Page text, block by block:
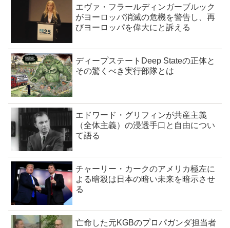
エヴァ・フラールディンガーブルック
がヨーロッパ消滅の危機を警告し、再
びヨーロッパを偉大にと訴える
ディープステートDeep Stateの正体と
その驚くべき実行部隊とは
エドワード・グリフィンが共産主義
（全体主義）の浸透手口と自由につい
て語る
チャーリー・カークのアメリカ極左に
よる暗殺は日本の暗い未来を暗示させ
る
亡命した元KGBのプロパガンダ担当者